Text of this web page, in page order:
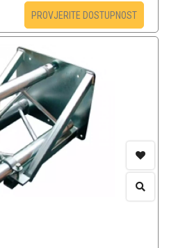
PROVJERITE DOSTUPNOST